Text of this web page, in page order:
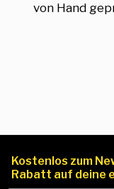
von Hand
Kostenlos zum
Rabatt auf deine